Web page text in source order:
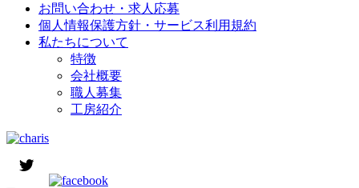
お問い合わせ・求人応募
個人情報保護方針・サービス利用規約
私たちについて
特徴
会社概要
職人募集
工房紹介